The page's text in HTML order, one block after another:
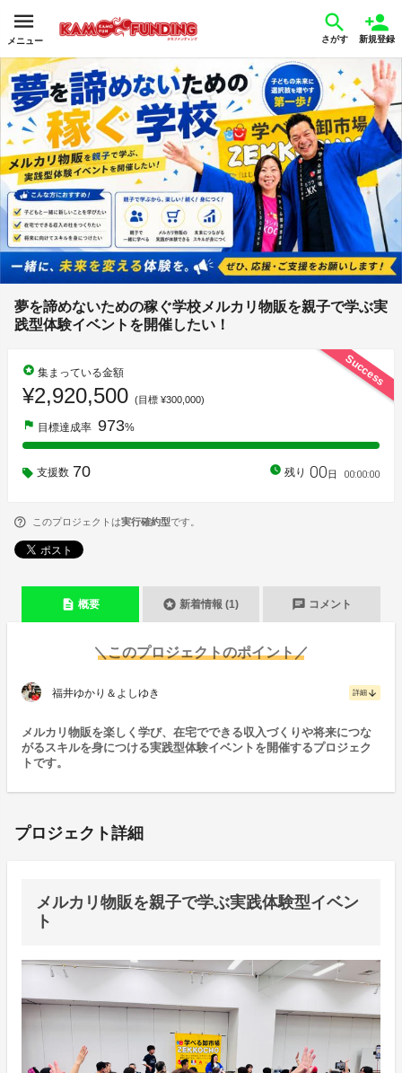
メニュー さがす 新規登録
夢を諦めないための稼ぐ学校メルカリ物販を親子で学ぶ実
践型体験イベントを開催したい！
Success
stars 集まっている金額
¥2,920,500 (目標 ¥300,000)
flag 目標達成率 973%
支援数 70 watch_later 残り 00日 00:00:00
このプロジェクトは実行確約型です。
description 概要 stars 新着情報 (1) chat コメント
＼このプロジェクトのポイント／
福井ゆかり＆よしゆき 詳細 arrow_downward
メルカリ物販を楽しく学び、在宅でできる収入づくりや将来につな
がるスキルを身につける実践型体験イベントを開催するプロジェク
トです。
プロジェクト詳細
メルカリ物販を親子で学ぶ実践体験型イベン
ト